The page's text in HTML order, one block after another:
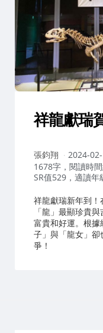
祥龍獻瑞
作
者：
張鈞翔
2024-
1678字，閱讀時
SR值529，適讀年
祥龍獻瑞新年到
「龍」最顯珍貴
富貴和好運。根
子」與「龍女」
爭！